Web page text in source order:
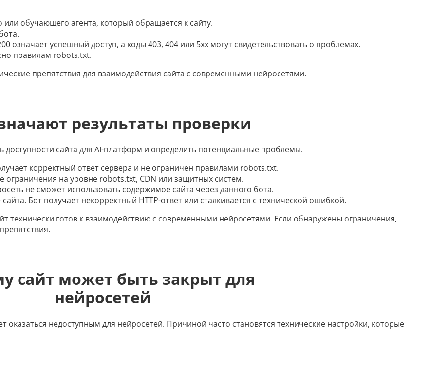
обучающего агента, который обращается к сайту.
означает успешный доступ, а коды 403, 404 или 5xx могут свидетельствовать о проблемах.
правилам robots.txt.
препятствия для взаимодействия сайта с современными нейросетями.
результаты проверки
сайта для AI-платформ и определить потенциальные проблемы.
корректный ответ сервера и не ограничен правилами robots.txt.
ограничения на уровне robots.txt, CDN или защитных систем.
не сможет использовать содержимое сайта через данного бота.
Бот получает некорректный HTTP-ответ или сталкивается с технической ошибкой.
технически готов к взаимодействию с современными нейросетями. Если обнаружены ограничения,
сайт может быть закрыт для
нейросетей
недоступным для нейросетей. Причиной часто становятся технические настройки, которые